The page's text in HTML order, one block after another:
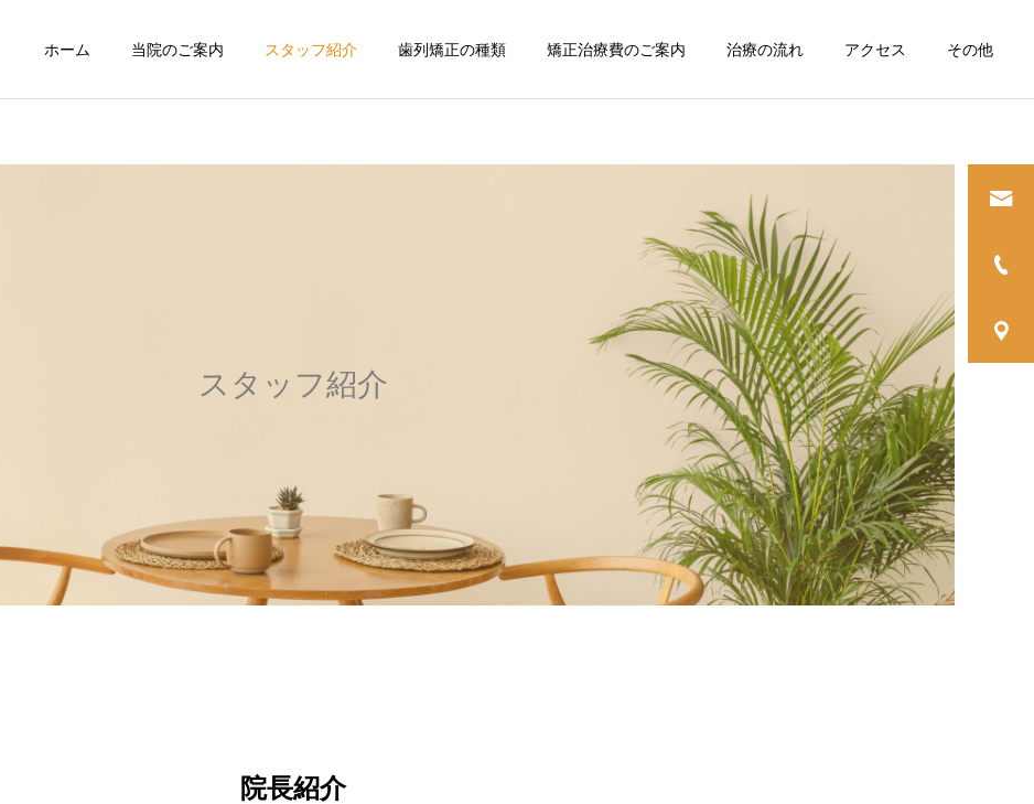
ホーム 当院のご案内 スタッフ紹介 歯列矯正の種類 矯正治療費のご案内 治療の流れ アクセス その他
スタッフ紹介
院長紹介